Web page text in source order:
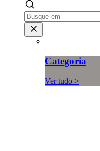
Categoria
Ver tudo >